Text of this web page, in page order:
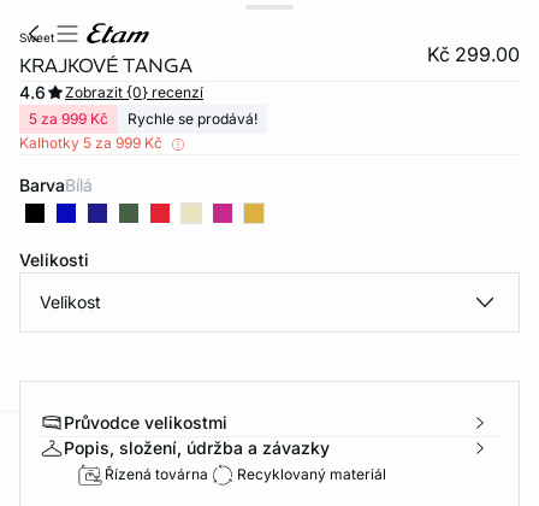
sweet
KRAJKOVÉ TANGA Kč 299.00
4.6
Zobrazit {0} recenzí
5 za 999 Kč
Rychle se prodává!
Kalhotky 5 za 999 Kč
Barva bílá
Velikosti
Velikost
Průvodce velikostmi
Popis, složení, údržba a závazky
Řízená továrna Recyklovaný materiál